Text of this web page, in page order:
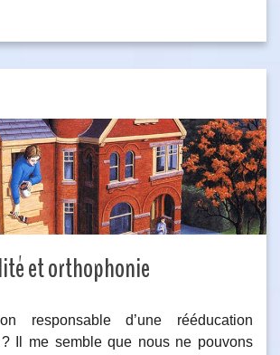
et orthophonie
responsable d’une rééducation
Il me semble que nous ne pouvons